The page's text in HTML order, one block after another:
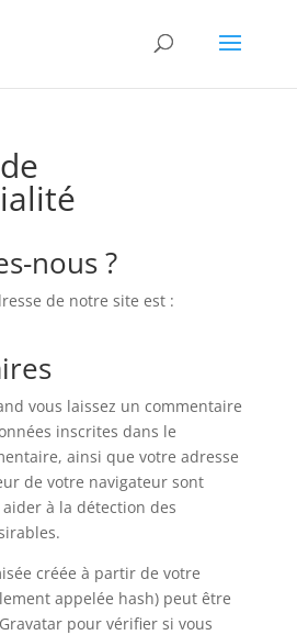
nous ?
de notre site est :
vous laissez un commentaire
inscrites dans le
ainsi que votre adresse
de votre navigateur sont
à la détection des
créée à partir de votre
appelée hash) peut être
pour vérifier si vous